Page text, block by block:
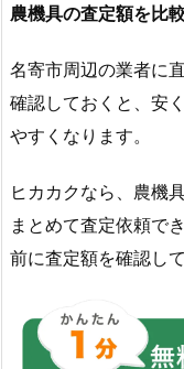
農機具の査定額を比
名寄市周辺の業者に
確認しておくと、安
やすくなります。
ヒカカクなら、農機
まとめて査定依頼で
前に査定額を確認し